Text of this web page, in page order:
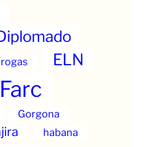
ELN
Farc
Gorgona
habana